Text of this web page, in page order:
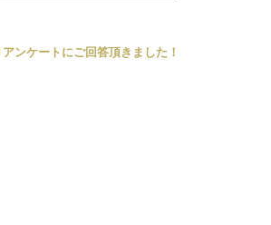
ンケートにご回答頂きました！